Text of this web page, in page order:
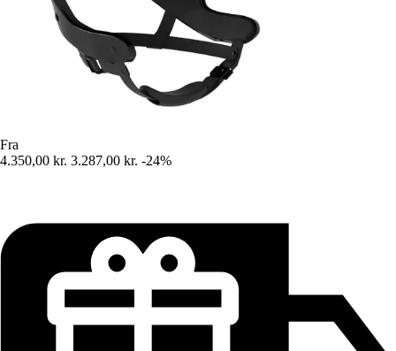
Fra
4.350,00 kr. 3.287,00 kr. -24%